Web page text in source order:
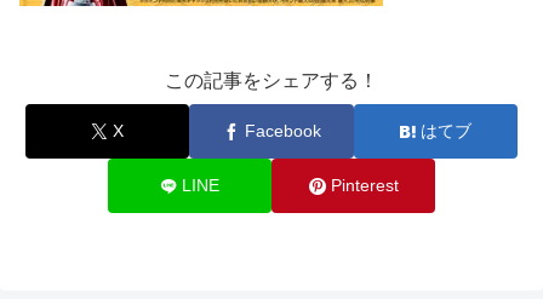
この記事をシェアする！
X Facebook はてブ
LINE Pinterest